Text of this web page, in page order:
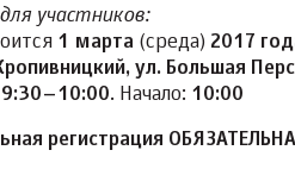
участников:
1 марта (среда) 2017
ул. Большая
9:30–10:00. Начало: 10:00
регистрация